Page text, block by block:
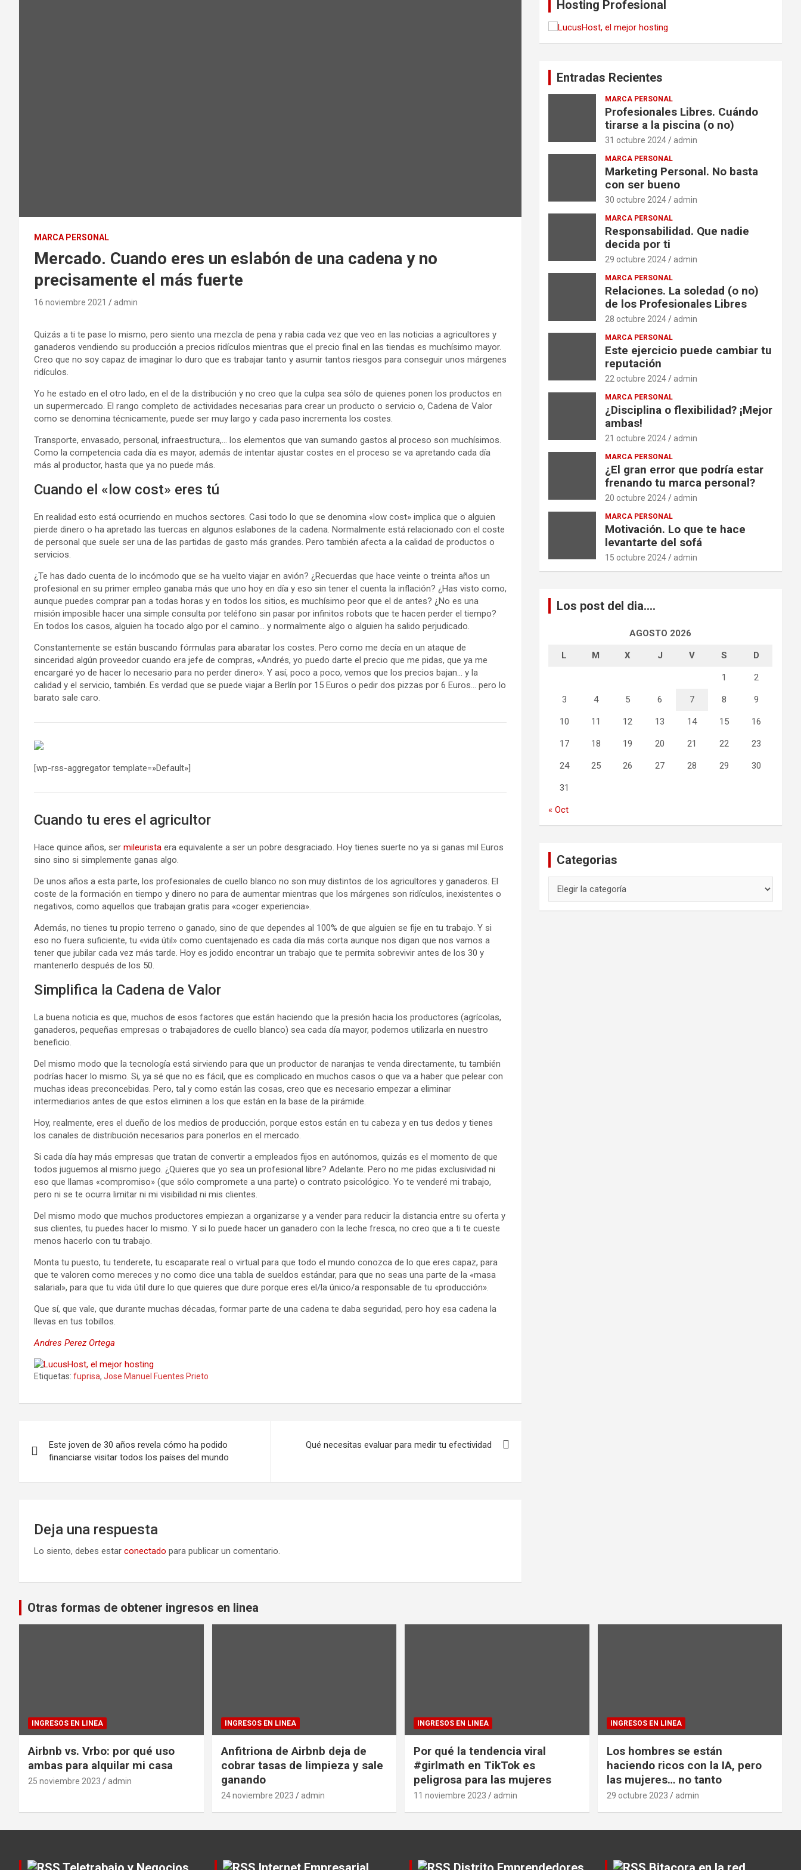
MARCA PERSONAL
Mercado. Cuando eres un eslabón de una cadena y no
precisamente el más fuerte
16 noviembre 2021 admin
Quizás a ti te pase lo mismo, pero siento una mezcla de pena y rabia cada vez que veo en las noticias a agricultores y
ganaderos vendiendo su producción a precios ridículos mientras que el precio final en las tiendas es muchísimo mayor.
Creo que no soy capaz de imaginar lo duro que es trabajar tanto y asumir tantos riesgos para conseguir unos márgenes
ridículos.
Yo he estado en el otro lado, en el de la distribución y no creo que la culpa sea sólo de quienes ponen los productos en
un supermercado. El rango completo de actividades necesarias para crear un producto o servicio o, Cadena de Valor
como se denomina técnicamente, puede ser muy largo y cada paso incrementa los costes.
Transporte, envasado, personal, infraestructura,… los elementos que van sumando gastos al proceso son muchísimos.
Como la competencia cada día es mayor, además de intentar ajustar costes en el proceso se va apretando cada día
más al productor, hasta que ya no puede más.
Cuando el «low cost» eres tú
En realidad esto está ocurriendo en muchos sectores. Casi todo lo que se denomina «low cost» implica que o alguien
pierde dinero o ha apretado las tuercas en algunos eslabones de la cadena. Normalmente está relacionado con el coste
de personal que suele ser una de las partidas de gasto más grandes. Pero también afecta a la calidad de productos o
servicios.
¿Te has dado cuenta de lo incómodo que se ha vuelto viajar en avión? ¿Recuerdas que hace veinte o treinta años un
profesional en su primer empleo ganaba más que uno hoy en día y eso sin tener el cuenta la inflación? ¿Has visto como,
aunque puedes comprar pan a todas horas y en todos los sitios, es muchísimo peor que el de antes? ¿No es una
misión imposible hacer una simple consulta por teléfono sin pasar por infinitos robots que te hacen perder el tiempo?
En todos los casos, alguien ha tocado algo por el camino… y normalmente algo o alguien ha salido perjudicado.
Constantemente se están buscando fórmulas para abaratar los costes. Pero como me decía en un ataque de
sinceridad algún proveedor cuando era jefe de compras, «Andrés, yo puedo darte el precio que me pidas, que ya me
encargaré yo de hacer lo necesario para no perder dinero». Y así, poco a poco, vemos que los precios bajan… y la
calidad y el servicio, también. Es verdad que se puede viajar a Berlín por 15 Euros o pedir dos pizzas por 6 Euros… pero lo
barato sale caro.
[wp-rss-aggregator template=»Default»]
Cuando tu eres el agricultor
Hace quince años, ser mileurista era equivalente a ser un pobre desgraciado. Hoy tienes suerte no ya si ganas mil Euros
sino sino si simplemente ganas algo.
De unos años a esta parte, los profesionales de cuello blanco no son muy distintos de los agricultores y ganaderos. El
coste de la formación en tiempo y dinero no para de aumentar mientras que los márgenes son ridículos, inexistentes o
negativos, como aquellos que trabajan gratis para «coger experiencia».
Además, no tienes tu propio terreno o ganado, sino de que dependes al 100% de que alguien se fije en tu trabajo. Y si
eso no fuera suficiente, tu «vida útil» como cuentajenado es cada día más corta aunque nos digan que nos vamos a
tener que jubilar cada vez más tarde. Hoy es jodido encontrar un trabajo que te permita sobrevivir antes de los 30 y
mantenerlo después de los 50.
Simplifica la Cadena de Valor
La buena noticia es que, muchos de esos factores que están haciendo que la presión hacia los productores (agrícolas,
ganaderos, pequeñas empresas o trabajadores de cuello blanco) sea cada día mayor, podemos utilizarla en nuestro
beneficio.
Del mismo modo que la tecnología está sirviendo para que un productor de naranjas te venda directamente, tu también
podrías hacer lo mismo. Si, ya sé que no es fácil, que es complicado en muchos casos o que va a haber que pelear con
muchas ideas preconcebidas. Pero, tal y como están las cosas, creo que es necesario empezar a eliminar
intermediarios antes de que estos eliminen a los que están en la base de la pirámide.
Hoy, realmente, eres el dueño de los medios de producción, porque estos están en tu cabeza y en tus dedos y tienes
los canales de distribución necesarios para ponerlos en el mercado.
Si cada día hay más empresas que tratan de convertir a empleados fijos en autónomos, quizás es el momento de que
todos juguemos al mismo juego. ¿Quieres que yo sea un profesional libre? Adelante. Pero no me pidas exclusividad ni
eso que llamas «compromiso» (que sólo compromete a una parte) o contrato psicológico. Yo te venderé mi trabajo,
pero ni se te ocurra limitar ni mi visibilidad ni mis clientes.
Del mismo modo que muchos productores empiezan a organizarse y a vender para reducir la distancia entre su oferta y
sus clientes, tu puedes hacer lo mismo. Y si lo puede hacer un ganadero con la leche fresca, no creo que a ti te cueste
menos hacerlo con tu trabajo.
Monta tu puesto, tu tenderete, tu escaparate real o virtual para que todo el mundo conozca de lo que eres capaz, para
que te valoren como mereces y no como dice una tabla de sueldos estándar, para que no seas una parte de la «masa
salarial», para que tu vida útil dure lo que quieres que dure porque eres el/la único/a responsable de tu «producción».
Que sí, que vale, que durante muchas décadas, formar parte de una cadena te daba seguridad, pero hoy esa cadena la
llevas en tus tobillos.
Andres Perez Ortega
Etiquetas: fuprisa, Jose Manuel Fuentes Prieto
de
entradas
Este joven de 30 años revela cómo ha podido
financiarse visitar todos los países del mundo
Qué necesitas evaluar para medir tu efectividad
Deja una respuesta
Lo siento, debes estar conectado para publicar un comentario.
Hosting Profesional
Entradas Recientes
MARCA PERSONAL
Profesionales Libres. Cuándo
tirarse a la piscina (o no)
31 octubre 2024 admin
MARCA PERSONAL
Marketing Personal. No basta
con ser bueno
30 octubre 2024 admin
MARCA PERSONAL
Responsabilidad. Que nadie
decida por ti
29 octubre 2024 admin
MARCA PERSONAL
Relaciones. La soledad (o no)
de los Profesionales Libres
28 octubre 2024 admin
MARCA PERSONAL
Este ejercicio puede cambiar tu
reputación
22 octubre 2024 admin
MARCA PERSONAL
¿Disciplina o flexibilidad? ¡Mejor
ambas!
21 octubre 2024 admin
MARCA PERSONAL
¿El gran error que podría estar
frenando tu marca personal?
20 octubre 2024 admin
MARCA PERSONAL
Motivación. Lo que te hace
levantarte del sofá
15 octubre 2024 admin
Los post del dia….
AGOSTO 2026
L M X J V S D
1 2
3 4 5 6 7 8 9
10 11 12 13 14 15 16
17 18 19 20 21 22 23
24 25 26 27 28 29 30
31
« Oct
Categorias
Otras formas de obtener ingresos en linea
INGRESOS EN LINEA
Airbnb vs. Vrbo: por qué uso
ambas para alquilar mi casa
25 noviembre 2023 admin
INGRESOS EN LINEA
Anfitriona de Airbnb deja de
cobrar tasas de limpieza y sale
ganando
24 noviembre 2023 admin
INGRESOS EN LINEA
Por qué la tendencia viral
#girlmath en TikTok es
peligrosa para las mujeres
11 noviembre 2023 admin
INGRESOS EN LINEA
Los hombres se están
haciendo ricos con la IA, pero
las mujeres… no tanto
29 octubre 2023 admin